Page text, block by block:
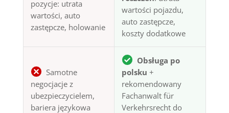
pozycje: utrata
wartości, auto
zastępcze, holowanie
wartości pojazdu,
auto zastępcze,
koszty dodatkowe
Samotne
negocjacje z
ubezpieczycielem,
bariera językowa
Obsługa po
polsku +
rekomendowany
Fachanwalt für
Verkehrsrecht do